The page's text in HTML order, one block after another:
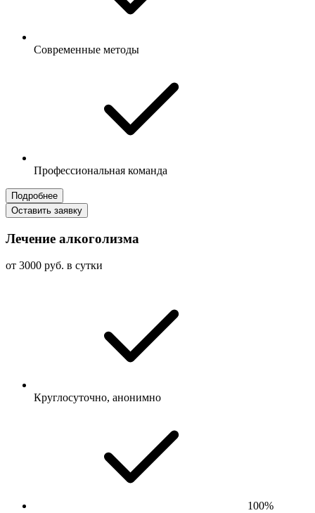
Современные методы
Профессиональная команда
Подробнее
Оставить заявку
Лечение алкоголизма
от 3000 руб. в сутки
Круглосуточно, анонимно
100%